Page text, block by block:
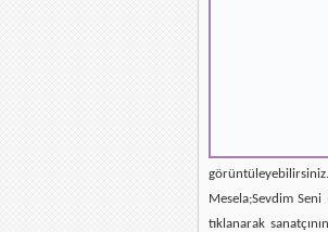
görüntüleyebilirsiniz.
Mesela;Sevdim
tıklanarak